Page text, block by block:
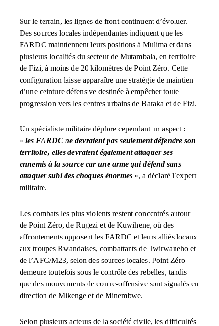
Sur le terrain, les lignes de front continuent d’évoluer.
Des sources locales indépendantes indiquent que les
FARDC maintiennent leurs positions à Mulima et dans
plusieurs localités du secteur de Mutambala, en territoire
de Fizi, à moins de 20 kilomètres de Point Zéro. Cette
configuration laisse apparaître une stratégie de maintien
d’une ceinture défensive destinée à empêcher toute
progression vers les centres urbains de Baraka et de Fizi.
Un spécialiste militaire déplore cependant un aspect :
« les FARDC ne devraient pas seulement défendre son
territoire, elles devraient également attaquer ses
ennemis à la source car une arme qui défend sans
attaquer subi des choques énormes », a déclaré l’expert
militaire.
Les combats les plus violents restent concentrés autour
de Point Zéro, de Rugezi et de Kuwihene, où des
affrontements opposent les FARDC et leurs alliés locaux
aux troupes Rwandaises, combattants de Twirwaneho et
de l’AFC/M23, selon des sources locales. Point Zéro
demeure toutefois sous le contrôle des rebelles, tandis
que des mouvements de contre-offensive sont signalés en
direction de Mikenge et de Minembwe.
Selon plusieurs acteurs de la société civile, les difficultés